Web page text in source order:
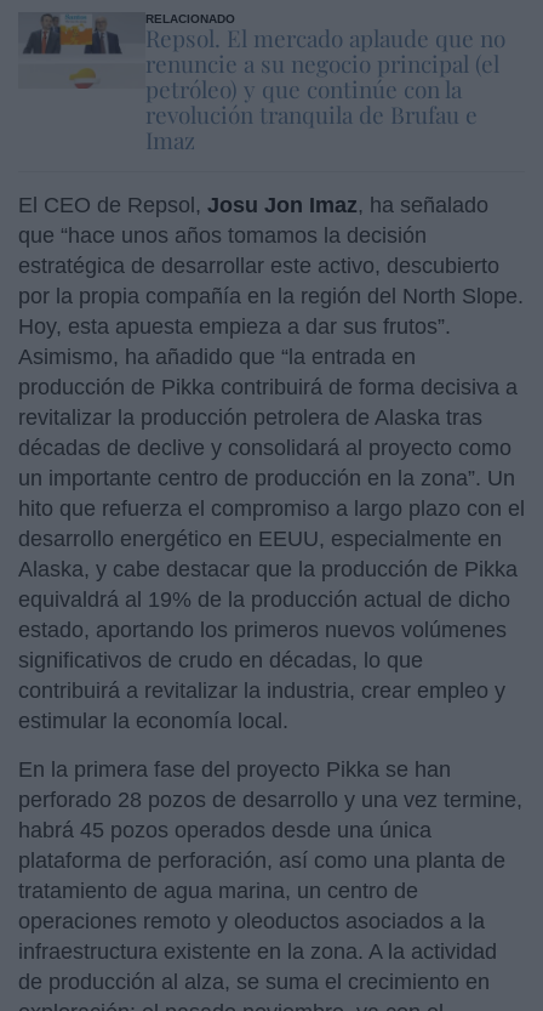
RELACIONADO
Repsol. El mercado aplaude que no
renuncie a su negocio principal (el
petróleo) y que continúe con la
revolución tranquila de Brufau e
Imaz
El CEO de Repsol, Josu Jon Imaz, ha señalado
que “hace unos años tomamos la decisión
estratégica de desarrollar este activo, descubierto
por la propia compañía en la región del North Slope.
Hoy, esta apuesta empieza a dar sus frutos”.
Asimismo, ha añadido que “la entrada en
producción de Pikka contribuirá de forma decisiva a
revitalizar la producción petrolera de Alaska tras
décadas de declive y consolidará al proyecto como
un importante centro de producción en la zona”. Un
hito que refuerza el compromiso a largo plazo con el
desarrollo energético en EEUU, especialmente en
Alaska, y cabe destacar que la producción de Pikka
equivaldrá al 19% de la producción actual de dicho
estado, aportando los primeros nuevos volúmenes
significativos de crudo en décadas, lo que
contribuirá a revitalizar la industria, crear empleo y
estimular la economía local.
En la primera fase del proyecto Pikka se han
perforado 28 pozos de desarrollo y una vez termine,
habrá 45 pozos operados desde una única
plataforma de perforación, así como una planta de
tratamiento de agua marina, un centro de
operaciones remoto y oleoductos asociados a la
infraestructura existente en la zona. A la actividad
de producción al alza, se suma el crecimiento en